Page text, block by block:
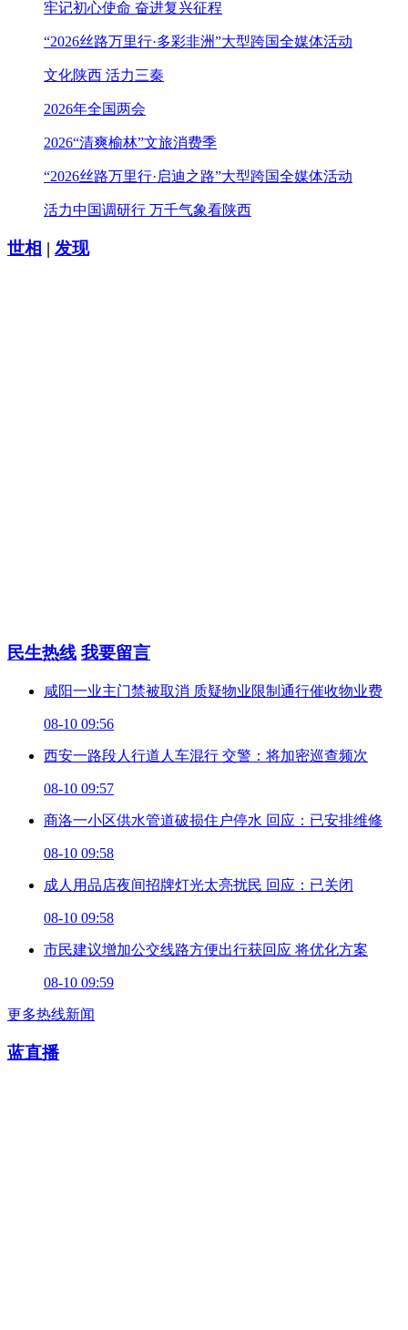
牢记初心使命 奋进复兴征程
“2026丝路万里行·多彩非洲”大型跨国全媒体活动
文化陕西 活力三秦
2026年全国两会
2026“清爽榆林”文旅消费季
“2026丝路万里行·启迪之路”大型跨国全媒体活动
活力中国调研行 万千气象看陕西
世相 | 发现
民生热线 我要留言
咸阳一业主门禁被取消 质疑物业限制通行催收物业费
08-10 09:56
西安一路段人行道人车混行 交警：将加密巡查频次
08-10 09:57
商洛一小区供水管道破损住户停水 回应：已安排维修
08-10 09:58
成人用品店夜间招牌灯光太亮扰民 回应：已关闭
08-10 09:58
市民建议增加公交线路方便出行获回应 将优化方案
08-10 09:59
更多热线新闻
蓝直播